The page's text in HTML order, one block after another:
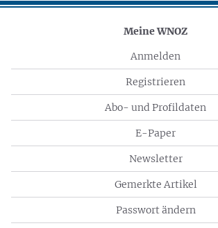
Meine WNOZ
Anmelden
Registrieren
Abo- und Profildaten
E-Paper
Newsletter
Gemerkte Artikel
Passwort ändern